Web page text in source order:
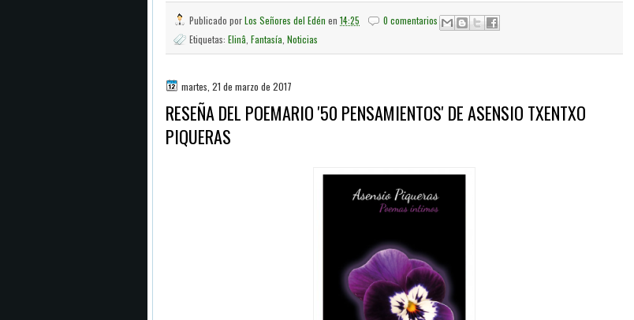
Publicado porLos Señores del Edén en 14:25
0 comentarios
Etiquetas: Elinâ Fantasía Noticias
martes, 21 de marzo de 2017
RESEÑA DEL POEMARIO '50 PENSAMIENTOS' DE ASENSIO TXENTXO
PIQUERAS